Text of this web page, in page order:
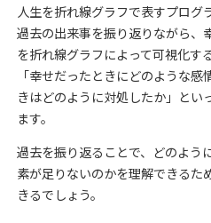
人生を折れ線グラフで表すプログ
過去の出来事を振り返りながら、
を折れ線グラフによって可視化す
「幸せだったときにどのような
きはどのように対処したか」とい
ます。
過去を振り返ることで、どのよう
素が足りないのかを理解できるた
きるでしょう。